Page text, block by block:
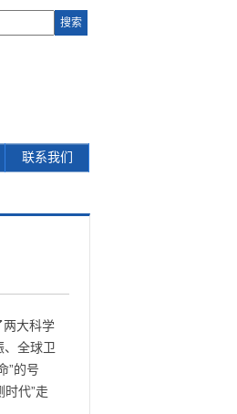
联系我们
两大科学
全球卫
”的号
代”走